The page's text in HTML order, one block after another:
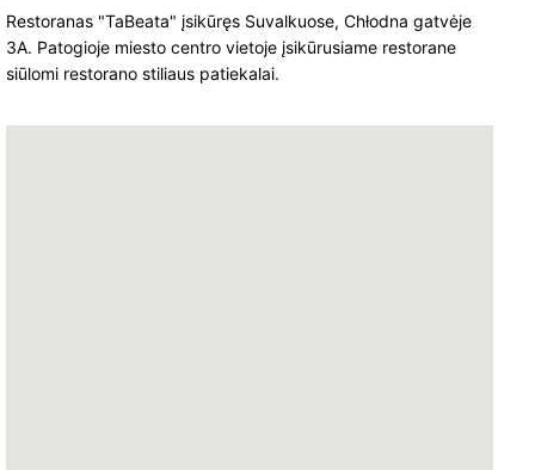
Restoranas "TaBeata" įsikūręs Suvalkuose, Chłodna gatvėje
3A. Patogioje miesto centro vietoje įsikūrusiame restorane
siūlomi restorano stiliaus patiekalai.